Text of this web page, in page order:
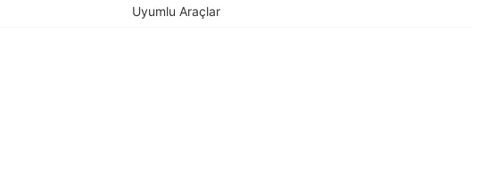
Uyumlu Araçlar